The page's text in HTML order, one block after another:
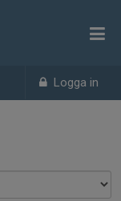
Logga in